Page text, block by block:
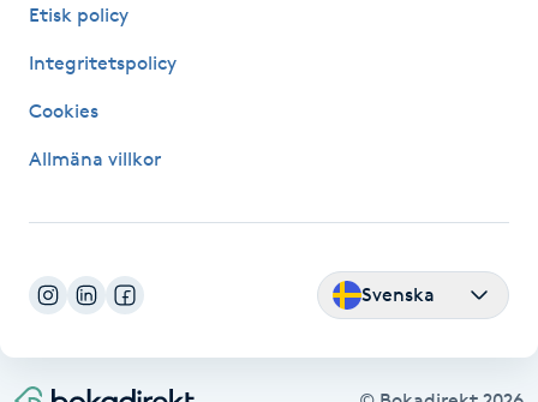
Hårförlängning
Hårvård
Hälsa
Idrottsmassage
Etisk policy
Integritetspolicy
Cookies
Allmäna villkor
Svenska